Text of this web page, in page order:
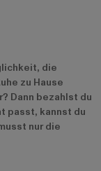
die
zu Hause
Dann bezahlst du
passt, kannst du
nur die